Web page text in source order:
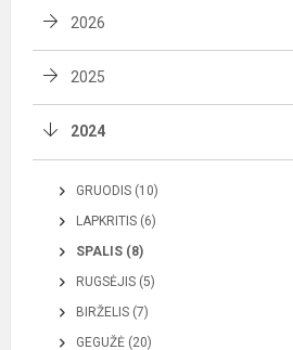
2026
2025
2024
GRUODIS (10)
LAPKRITIS (6)
SPALIS (8)
RUGSĖJIS (5)
BIRŽELIS (7)
GEGUŽĖ (20)